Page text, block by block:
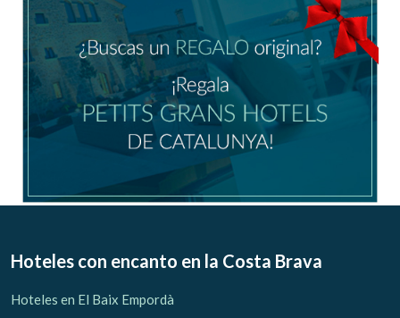
Gestionar mi reserva
Hoteles con encanto en la Costa Brava
Hoteles en El Baix Empordà